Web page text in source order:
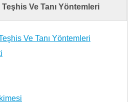
Teşhis Ve Tanı Yöntemleri
Ve Tanı Yöntemleri